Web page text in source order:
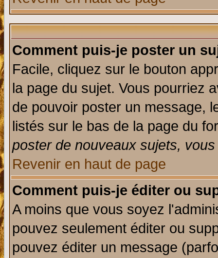
Comment puis-je poster un
Facile, cliquez sur le bouton
la page du sujet. Vous pourriez
de pouvoir poster un message,
listés sur le bas de la page du
poster de nouveaux sujets,
Revenir en haut de page
Comment puis-je éditer ou
A moins que vous soyez
pouvez seulement éditer ou
pouvez éditer un message